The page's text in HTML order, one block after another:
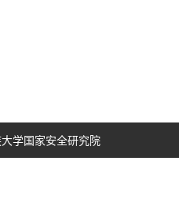
学国家安全研究院